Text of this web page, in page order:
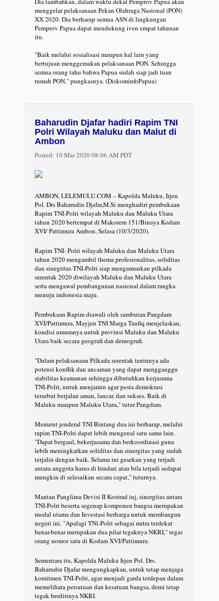
menggelar pelaksanaan Pekan Olahraga Nasional (PON)
XX 2020. Dia berharap semua ASN di lingkungan
Pemprov Papua dapat mendukung iven empat tahunan
itu.⠀
"Baik melalui sosialisasi maupun hal lain yang
bertujuan menggemakan pelaksanaan PON. Sehingga
semua orang tahu bahwa Papua sudah siap jadi tuan
rumah PON," pungkasnya. (DiskominfoPapua)
Baharudin Djafar hadiri Rapim TNI
Polri Wilayah Maluku dan Malut di
Ambon
Posted: 10 Mar 2020 08:06 AM PDT
AMBON, LELEMULU.COM – Kapolda Maluku, Irjen
Pol. Drs Baharudin Djafar,M.Si menghadiri pembukaan
Rapim TNI-Polri wilayah Maluku dan Maluku Utara
tahun 2020 bertempat di Makorem 151/Binaya Kodam
XVI/ Pattimura Ambon, Selasa (10/3/2020).
Rapim TNI- Polri wilayah Maluku dan Maluku Utara
tahun 2020 mengambil thema profesionalitas, soliditas
dan sinegritas TNI-Polri siap mengamankan pilkada
serentak 2020 diwilayah Maluku dan Maluku Utara
serta mengawal pembangunan nasional dalam rangka
menuju indonesia maju.
Pembukaan Rapim diawali oleh sambutan Pangdam
XVI/Pattimura, Mayjen TNI Marga Taufiq menjelaskan,
kondisi umumnya untuk provinsi Maluku dan Maluku
Utara baik secara geografi dan demografi.
"Dalam pelaksanaan Pilkada serentak tentunya ada
potensi konflik dan ancaman yang dapat mengganggu
stabilitas keamanan sehingga dibutuhkan kerjasama
TNI-Polri, untuk menjamin agar pesta demokrasi
tersebut berjalan aman, lancar, dan sukses. Baik di
Maluku maupun Maluku Utara," tutur Pangdam.
Menurut jenderal TNI Bintang dua ini berharap, melalui
rapim TNI-Polri dapat lebih mengenal satu sama lain.
"Dapat bergaul, bekerjasama dan berkoordinasi guna
lebih meningkatkan soliditas dan sinergitas yang sudah
terjalin dengan baik. Selama ini gesekan yang terjadi
antara anggota harus di hindari atau bila terjadi sedapat
mungkin di selesaikan secara cepat," tuturnya.
Mantan Panglima Devisi II Kostrad inj, sinergitas antara
TNI-Polri beserta segenap komponen bangsa merupakan
modal utama dan Investasi berharga untuk membangun
negeri ini. "Apalagi TNl-Polri sebagai mitra terdekat
benar-benar merupakan dua pilar tegaknya NKRI," tegas
orang nomor satu di Kodam XVI/Pattimura.
Sementara itu, Kapolda Maluku Irjen Pol. Drs.
Baharudin Djafar mengungkapkan, untuk tetap menjaga
komitmen TNI-Polri, agar menjadi garda terdepan dalam
memelihara persatuan dan kesatuan bangsa, demi tetap
tegak berdirinya NKRI.